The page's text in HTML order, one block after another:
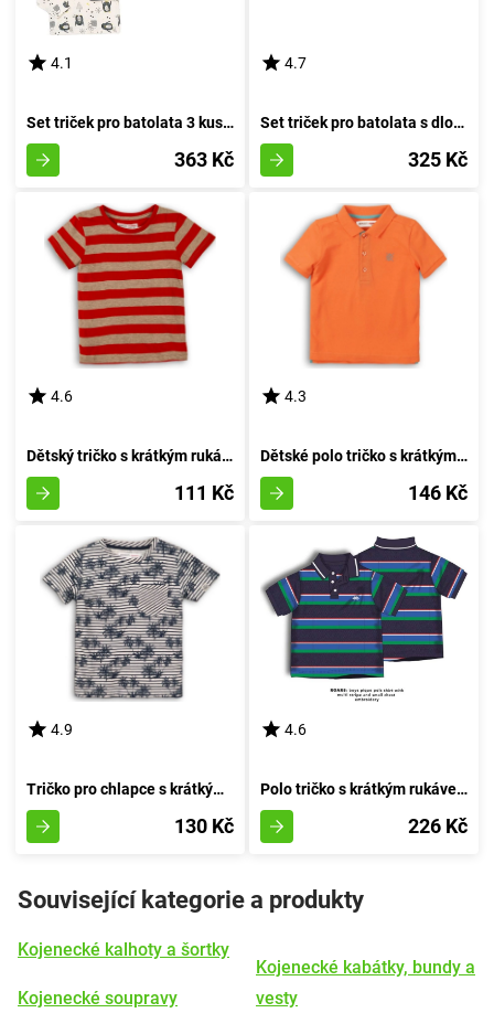
4.1
Set triček pro batolata 3 kusy, Minoti, Objetí 8, chlapec - 74/80 | 9-12 měsíců
363 Kč
4.7
Set triček pro batolata s dlouhými rukávy 3ks, Minoti, Ship 8, chlapec - 74/80 | 9-12m
325 Kč
4.6
Dětský tričko s krátkým rukávem pro chlapce, značky Minoti, design 1PRUH 1, červené - velikost 92/98 | 2/3 roky
111 Kč
4.3
Dětské polo tričko s krátkým rukávem, Minoti, 1POLO 6, oranžové barvy - velikost 92/98 | pro věk 2-3 let
146 Kč
4.9
Tričko pro chlapce s krátkými rukávy od značky Minoti, kolekce Jaro 4, velikost kluka - 80/86 | 12-18 měsíců
130 Kč
4.6
Polo tričko s krátkým rukávem pro chlapce, značky Minoti, model Roar 5, velikost kluka - 92/98 | 2/3let
226 Kč
Související kategorie a produkty
Kojenecké kalhoty a šortky
Kojenecké soupravy
Kojenecké kabátky, bundy a
vesty